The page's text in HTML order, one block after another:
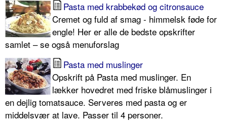
Pasta med krabbekød og citronsauce
Cremet og fuld af smag - himmelsk føde for
engle! Her er alle de bedste opskrifter
samlet – se også menuforslag
Pasta med muslinger
Opskrift på Pasta med muslinger. En
lækker hovedret med friske blåmuslinger i
en dejlig tomatsauce. Serveres med pasta og er
middelsvær at lave. Passer til 4 personer.